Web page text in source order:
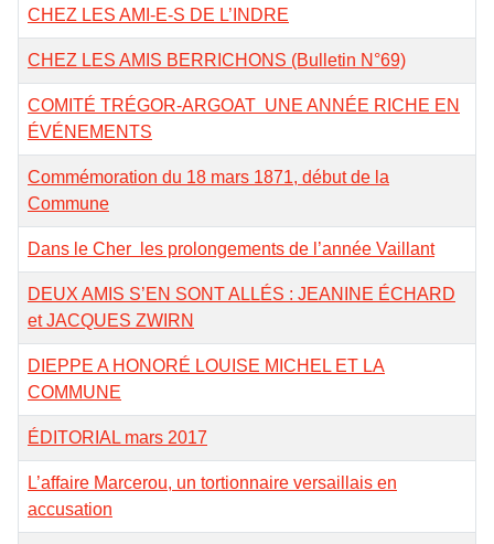
CHEZ LES AMI-E-S DE L’INDRE
CHEZ LES AMIS BERRICHONS (Bulletin N°69)
COMITÉ TRÉGOR-ARGOAT UNE ANNÉE RICHE EN
ÉVÉNEMENTS
Commémoration du 18 mars 1871, début de la
Commune
Dans le Cher les prolongements de l’année Vaillant
DEUX AMIS S’EN SONT ALLÉS : JEANINE ÉCHARD
et JACQUES ZWIRN
DIEPPE A HONORÉ LOUISE MICHEL ET LA
COMMUNE
ÉDITORIAL mars 2017
L’affaire Marcerou, un tortionnaire versaillais en
accusation